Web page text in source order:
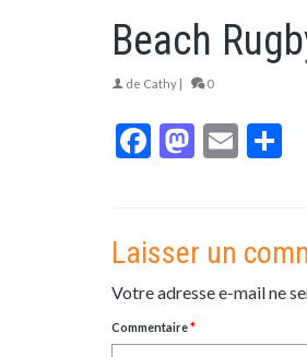
Beach
de Cathy 0
Facebook
Email
Laisser un
Votre adresse e-mail ne
Commentaire*